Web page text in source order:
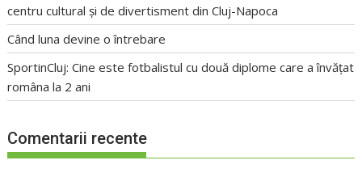
centru cultural și de divertisment din Cluj-Napoca
Când luna devine o întrebare
SportinCluj: Cine este fotbalistul cu două diplome care a învățat
româna la 2 ani
Comentarii recente